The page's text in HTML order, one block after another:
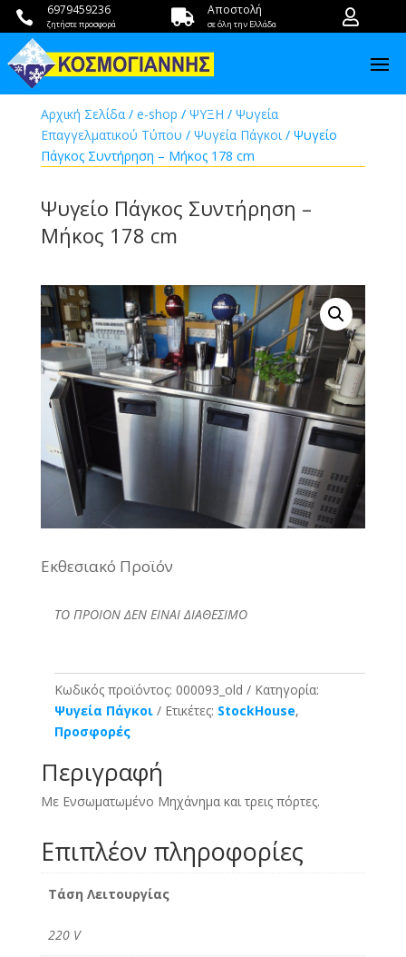
 6979459236
ζητήστε προσφορά  Αποστολή
σε όλη την Ελλάδα 
Αρχική Σελίδα/ e-shop / ΨΥΞΗ / Ψυγεία
Επαγγελματικού Τύπου / Ψυγεία Πάγκοι / Ψυγείο
Πάγκος Συντήρηση – Μήκος 178 cm
Ψυγείο Πάγκος Συντήρηση –
Μήκος 178 cm
Εκθεσιακό Προϊόν
ΤΟ ΠΡΟΙΟΝ ΔΕΝ ΕΙΝΑΙ ΔΙΑΘΕΣΙΜΟ
Κωδικός προϊόντος: 000093_old
Κατηγορία:
Ψυγεία Πάγκοι
Ετικέτες: StockHouse,
Προσφορές
Περιγραφή
Mε Ενσωματωμένο Μηχάνημα και τρεις πόρτες.
Επιπλέον πληροφορίες
Τάση Λειτουργίας
220 V